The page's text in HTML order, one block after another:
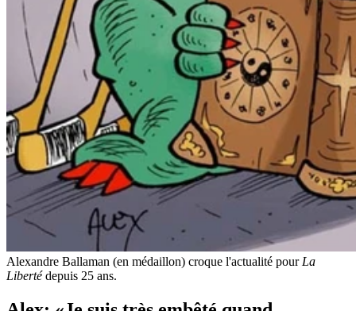
Alexandre Ballaman (en médaillon) croque l'actualité pour La
Libertédepuis 25 ans.